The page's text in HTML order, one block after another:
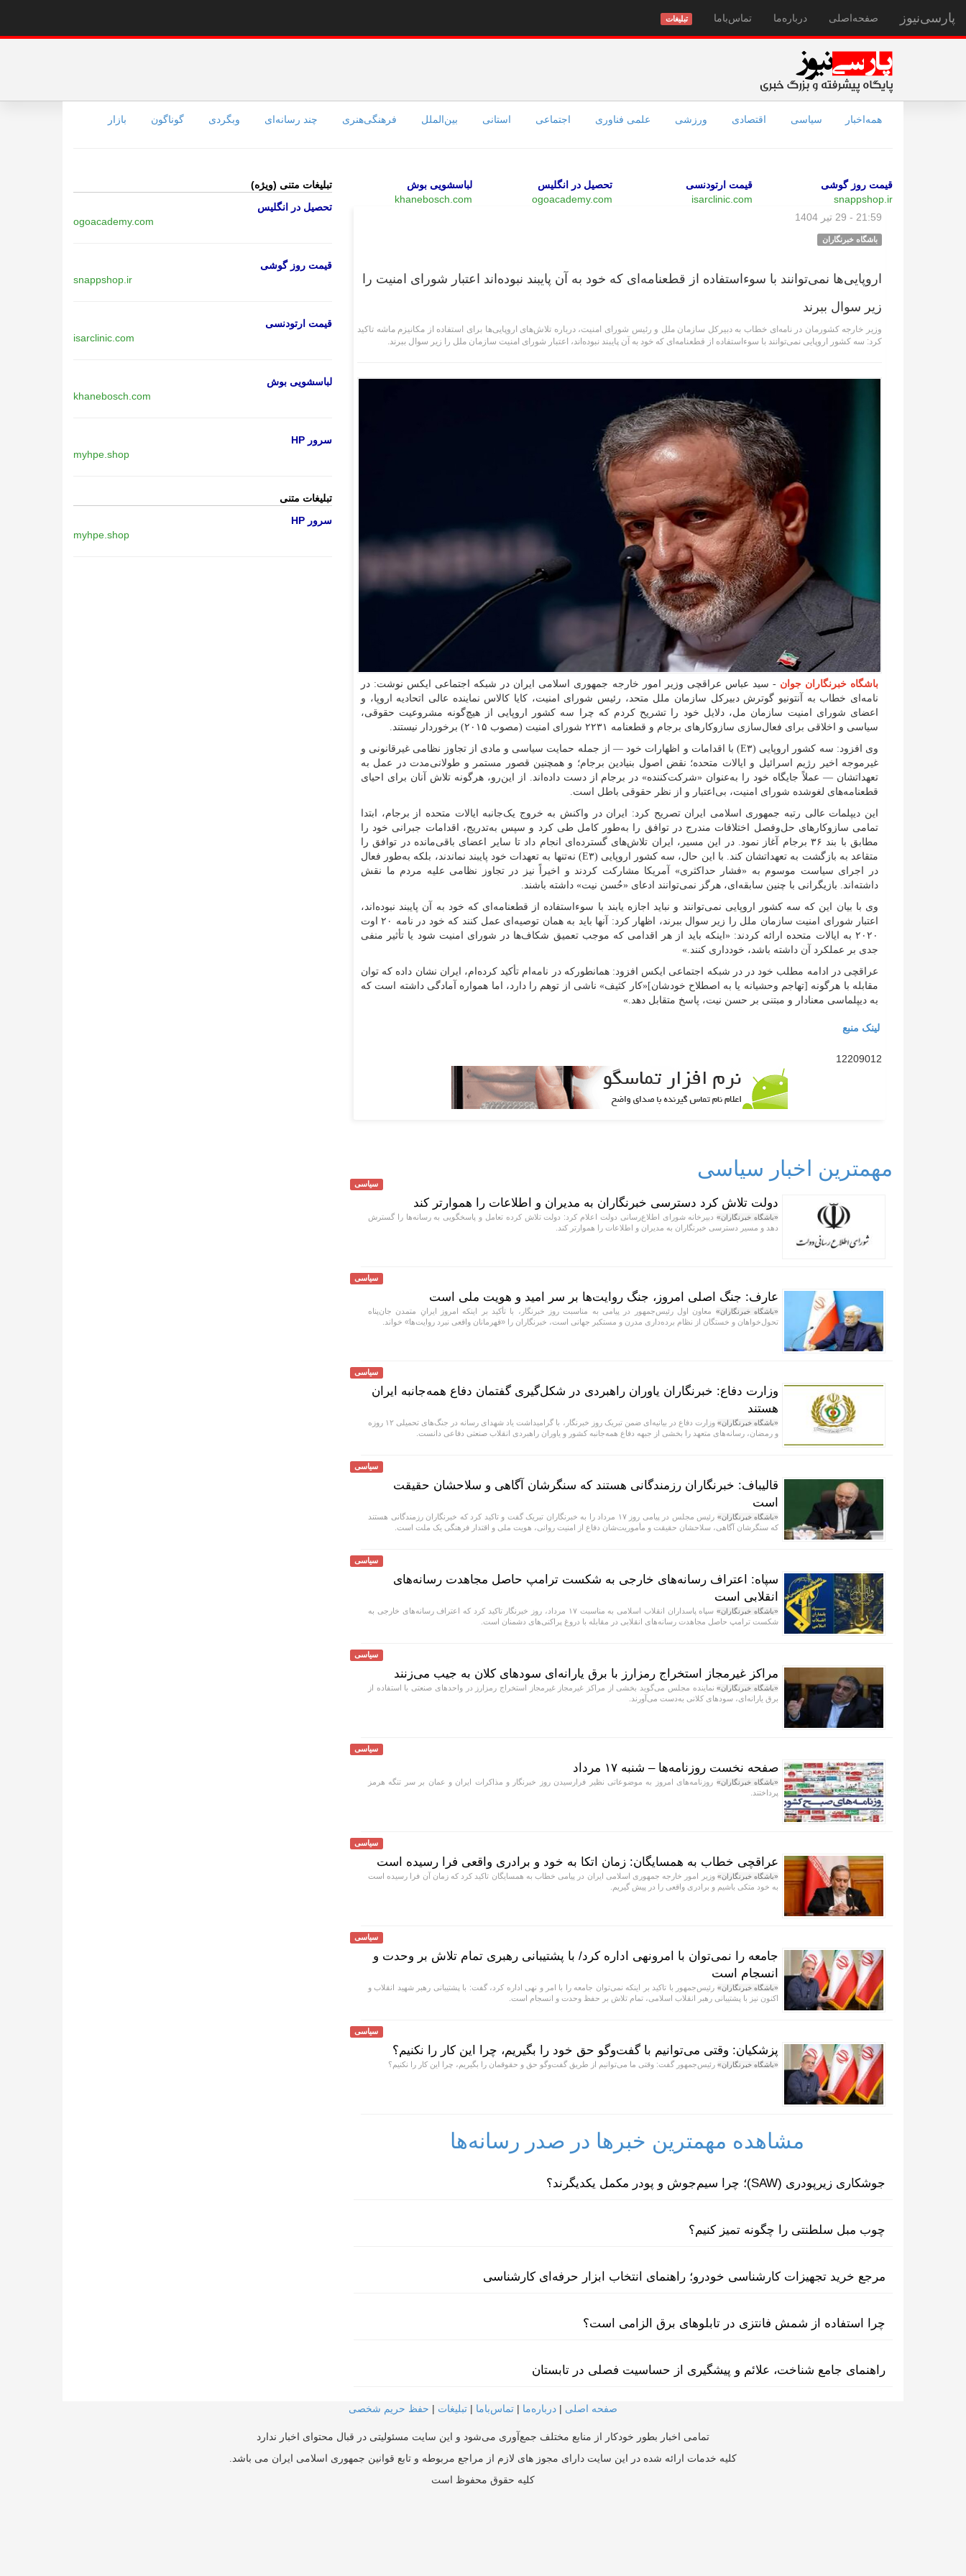
پارسی‌نیوز صفحه‌اصلی درباره‌ما تماس‌با‌ما تبلیغات
همه‌اخبار سیاسی اقتصادی ورزشی علمی فناوری اجتماعی استانی بین‌الملل فرهنگی‌هنری چند رسانه‌ای وبگردی گوناگون بازار
قیمت روز گوشی
snappshop.ir
قیمت ارتودنسی
isarclinic.com
تحصیل در انگلیس
ogoacademy.com
لباسشویی بوش
khanebosch.com
21:59 - 29 تیر 1404
باشگاه خبرنگاران
اروپایی‌ها نمی‌توانند با سوءاستفاده از قطعنامه‌ای که خود به آن پایبند نبوده‌اند اعتبار شورای امنیت را
زیر سوال ببرند
وزیر خارجه کشورمان در نامه‌ای خطاب به دبیرکل سازمان ملل و رئیس شورای امنیت، درباره تلاش‌های اروپایی‌ها برای استفاده از مکانیزم ماشه تاکید
کرد: سه کشور اروپایی نمی‌توانند با سوءاستفاده از قطعنامه‌ای که خود به آن پایبند نبوده‌اند، اعتبار شورای امنیت سازمان ملل را زیر سوال ببرند.
باشگاه خبرنگاران جوان - سید عباس عراقچی وزیر امور خارجه جمهوری اسلامی ایران در شبکه اجتماعی ایکس نوشت: در
نامه‌ای خطاب به آنتونیو گوترش دبیرکل سازمان ملل متحد، رئیس شورای امنیت، کایا کالاس نماینده عالی اتحادیه اروپا، و
اعضای شورای امنیت سازمان مل، دلایل خود را تشریح کردم که چرا سه کشور اروپایی از هیچ‌گونه مشروعیت حقوقی،
سیاسی و اخلاقی برای فعال‌سازی سازوکار‌های برجام و قطعنامه ۲۲۳۱ شورای امنیت (مصوب ۲۰۱۵) برخوردار نیستند.
وی افزود: سه کشور اروپایی (E۳) با اقدامات و اظهارات خود — از جمله حمایت سیاسی و مادی از تجاوز نظامی غیرقانونی و
غیرموجه اخیر رژیم اسرائیل و ایالات متحده؛ نقض اصول بنیادین برجام؛ و همچنین قصور مستمر و طولانی‌مدت در عمل به
تعهداتشان — عملاً جایگاه خود را به‌عنوان «شرکت‌کننده» در برجام از دست داده‌اند. از این‌رو، هرگونه تلاش آنان برای احیای
قطعنامه‌های لغوشده شورای امنیت، بی‌اعتبار و از نظر حقوقی باطل است.
این دیپلمات عالی رتبه جمهوری اسلامی ایران تصریح کرد: ایران در واکنش به خروج یک‌جانبه ایالات متحده از برجام، ابتدا
تمامی سازوکار‌های حل‌وفصل اختلافات مندرج در توافق را به‌طور کامل طی کرد و سپس به‌تدریج، اقدامات جبرانی خود را
مطابق با بند ۳۶ برجام آغاز نمود. در این مسیر، ایران تلاش‌های گسترده‌ای انجام داد تا سایر اعضای باقی‌مانده در توافق را
متقاعد به بازگشت به تعهداتشان کند. با این حال، سه کشور اروپایی (E۳) نه‌تنها به تعهدات خود پایبند نماندند، بلکه به‌طور فعال
در اجرای سیاست موسوم به «فشار حداکثری» آمریکا مشارکت کردند و اخیراً نیز در تجاوز نظامی علیه مردم ما نقش
داشته‌اند. بازیگرانی با چنین سابقه‌ای، هرگز نمی‌توانند ادعای «حُسن نیت» داشته باشند.
وی با بیان این که سه کشور اروپایی نمی‌توانند و نباید اجازه یابند با سوءاستفاده از قطعنامه‌ای که خود به آن پایبند نبوده‌اند،
اعتبار شورای امنیت سازمان ملل را زیر سوال ببرند، اظهار کرد: آنها باید به همان توصیه‌ای عمل کنند که خود در نامه ۲۰ اوت
۲۰۲۰ به ایالات متحده ارائه کردند: «اینکه باید از هر اقدامی که موجب تعمیق شکاف‌ها در شورای امنیت شود یا تأثیر منفی
جدی بر عملکرد آن داشته باشد، خودداری کنند.»
عراقچی در ادامه مطلب خود در در شبکه اجتماعی ایکس افزود: همانطورکه در نامه‌ام تأکید کرده‌ام، ایران نشان داده که توان
مقابله با هرگونه [تهاجم وحشیانه یا به اصطلاح خودشان]«کار کثیف» ناشی از توهم را دارد، اما همواره آمادگی داشته است که
به دیپلماسی معنادار و مبتنی بر حسن نیت، پاسخ متقابل دهد.»
لینک منبع
12209012
مهمترین اخبار سیاسی
سیاسی
دولت تلاش کرد دسترسی خبرنگاران به مدیران و اطلاعات را هموارتر کند
«باشگاه خبرنگاران»دبیرخانه شورای اطلاع‌رسانی دولت اعلام کرد: دولت تلاش کرده تعامل و پاسخگویی به رسانه‌ها را گسترش
دهد و مسیر دسترسی خبرنگاران به مدیران و اطلاعات را هموارتر کند.
سیاسی
عارف: جنگ اصلی امروز، جنگ روایت‌ها بر سر امید و هویت ملی است
«باشگاه خبرنگاران» معاون اول رئیس‌جمهور در پیامی به مناسبت روز خبرنگار، با تأکید بر اینکه امروز ایرانِ متمدن جان‌پناه
تحول‌خواهان و خستگان از نظام برده‌داری مدرن و مستکبر جهانی است، خبرنگاران را «قهرمانان واقعی نبرد روایت‌ها» خواند.
سیاسی
وزارت دفاع: خبرنگاران یاوران راهبردی در شکل‌گیری گفتمان دفاع همه‌جانبه ایران
هستند
«باشگاه خبرنگاران»
وزارت دفاع در بیانیه‌ای ضمن تبریک روز خبرنگار، با گرامیداشت یاد شهدای رسانه در جنگ‌های تحمیلی ۱۲ روزه
و رمضان، رسانه‌های متعهد را بخشی از جبهه دفاع همه‌جانبه کشور و یاوران راهبردی انقلاب صنعتی دفاعی دانست.
سیاسی
قالیباف: خبرنگاران رزمندگانی هستند که سنگرشان آگاهی و سلاحشان حقیقت
است
«باشگاه خبرنگاران»
رئیس مجلس در پیامی روز ۱۷ مرداد را به خبرنگاران تبریک گفت و تاکید کرد که خبرنگاران رزمندگانی هستند
که سنگرشان آگاهی، سلاحشان حقیقت و مأموریت‌شان دفاع از امنیت روانی، هویت ملی و اقتدار فرهنگی یک ملت است.
سیاسی
سپاه: اعتراف رسانه‌های خارجی به شکست ترامپ حاصل مجاهدت رسانه‌های
انقلابی است
«باشگاه خبرنگاران»
سپاه پاسداران انقلاب اسلامی به مناسبت ۱۷ مرداد، روز خبرنگار تاکید کرد که اعتراف رسانه‌های خارجی به
شکست ترامپ حاصل مجاهدت رسانه‌های انقلابی در مقابله با دروغ پراکنی‌های دشمنان است.
سیاسی
مراکز غیرمجاز استخراج رمزارز با برق یارانه‌ای سودهای کلان به جیب می‌زنند
«باشگاه خبرنگاران»نماینده مجلس می‌گوید بخشی از مراکز غیرمجاز غیرمجاز استخراج رمزارز در واحدهای صنعتی با استفاده از
برق یارانه‌ای، سودهای کلانی به‌دست می‌آورند.
سیاسی
صفحه نخست روزنامه‌ها – شنبه ۱۷ مرداد
«باشگاه خبرنگاران» روزنامه‌های امروز به موضوعاتی نظیر فرارسیدن روز خبرنگار و مذاکرات ایران و عمان بر سر تنگه هرمز
پرداختند.
سیاسی
عراقچی خطاب به همسایگان: زمان اتکا به خود و برادری واقعی فرا رسیده است
«باشگاه خبرنگاران» وزیر امور خارجه جمهوری اسلامی ایران در پیامی خطاب به همسایگان تاکید کرد که زمان آن فرا رسیده است
به خود متکی باشیم و برادری واقعی را در پیش گیریم.
سیاسی
جامعه را نمی‌توان با امرونهی اداره کرد/ با پشتیبانی رهبری تمام تلاش بر وحدت و
انسجام است
«باشگاه خبرنگاران» رئیس‌جمهور با تاکید بر اینکه نمی‌توان جامعه را با امر و نهی اداره کرد، گفت: با پشتیبانی رهبر شهید انقلاب و
اکنون نیز با پشتیبانی رهبر انقلاب اسلامی، تمام تلاش بر حفظ وحدت و انسجام است.
سیاسی
پزشکیان: وقتی می‌توانیم با گفت‌و‌گو حق خود را بگیریم، چرا این کار را نکنیم؟
«باشگاه خبرنگاران» رئیس‌جمهور گفت: وقتی ما می‌توانیم از طریق گفت‌و‌گو حق و حقوقمان را بگیریم، چرا این کار را نکنیم؟
مشاهده مهمترین خبرها در صدر رسانه‌ها
جوشکاری زیرپودری (SAW)؛ چرا سیم‌جوش و پودر مکمل یکدیگرند؟
چوب مبل سلطنتی را چگونه تمیز کنیم؟
مرجع خرید تجهیزات کارشناسی خودرو؛ راهنمای انتخاب ابزار حرفه‌ای کارشناسی
چرا استفاده از شمش فانتزی در تابلوهای برق الزامی است؟
راهنمای جامع شناخت، علائم و پیشگیری از حساسیت فصلی در تابستان
تبلیغات متنی (ویژه)
تحصیل در انگلیس
ogoacademy.com
قیمت روز گوشی
snappshop.ir
قیمت ارتودنسی
isarclinic.com
لباسشویی بوش
khanebosch.com
سرور HP
myhpe.shop
تبلیغات متنی
سرور HP
myhpe.shop
صفحه اصلی | درباره‌ما | تماس‌با‌ما | تبلیغات | حفظ حریم شخصی
تمامی اخبار بطور خودکار از منابع مختلف جمع‌آوری می‌شود و این سایت مسئولیتی در قبال محتوای اخبار ندارد
کلیه خدمات ارائه شده در این سایت دارای مجوز های لازم از مراجع مربوطه و تابع قوانین جمهوری اسلامی ایران می باشد.
کلیه حقوق محفوظ است